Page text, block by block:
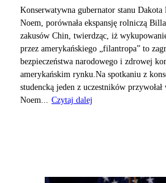
Konserwatywna gubernator stanu
Noem, porównała ekspansję rolniczą
zakusów Chin, twierdząc, iż
przez amerykańskiego „filantropa” to
bezpieczeństwa narodowego i zdrowej
amerykańskim rynku.Na spotkaniu z
studencką jeden z uczestników
Noem... Czytaj dalej